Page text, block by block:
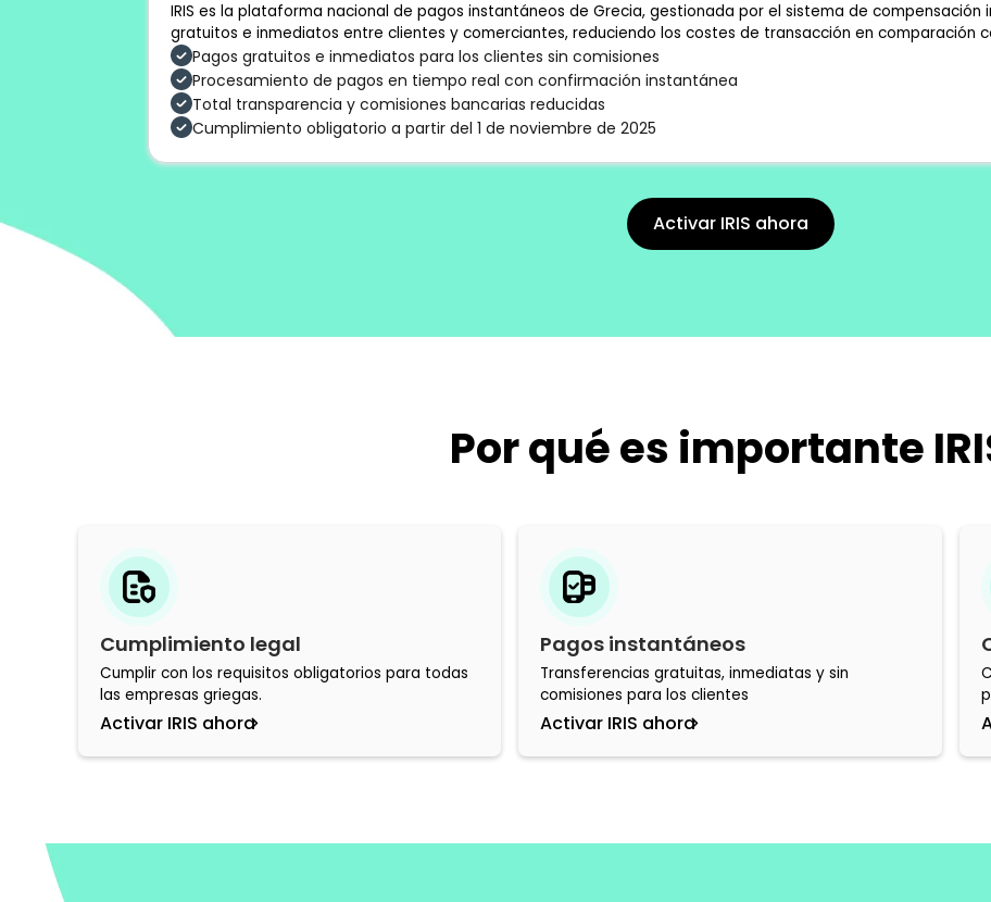
IRIS es la plataforma nacional de pagos instantáneos de Grecia, gestionada por el sistema de compensación
gratuitos e inmediatos entre clientes y comerciantes, reduciendo los costes de transacción en comparación
Pagos gratuitos e inmediatos para los clientes sin comisiones
Procesamiento de pagos en tiempo real con confirmación instantánea
Total transparencia y comisiones bancarias reducidas
Cumplimiento obligatorio a partir del 1 de noviembre de 2025
Activar IRIS ahora
Por qué es importante
Cumplimiento legal
Cumplir con los requisitos obligatorios para todas
las empresas griegas.
Activar IRIS ahora
Pagos instantáneos
Transferencias gratuitas, inmediatas y sin
comisiones para los clientes
Activar IRIS ahora